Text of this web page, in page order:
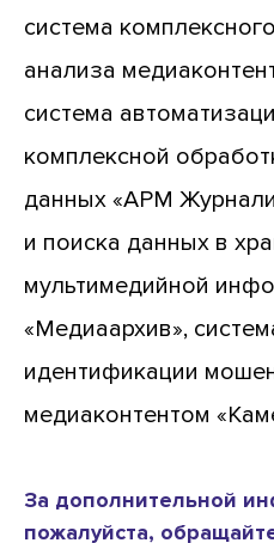
система
анализа
система
комплексной
данных «АРМ
и поиска данных в
мультимедийной
«Медиаархив»,
идентификации
медиаконтентом
За дополнительной
пожалуйста,